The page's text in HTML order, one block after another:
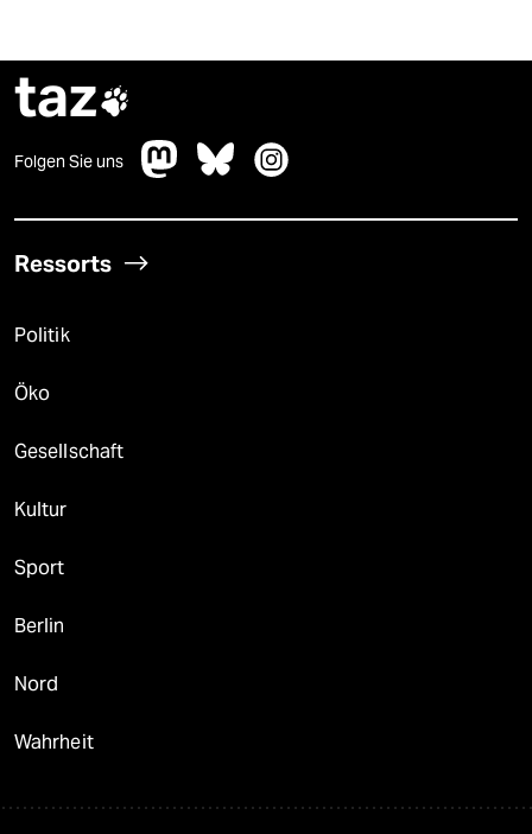
taz
Folgen Sie uns
Ressorts
Politik
Öko
Gesellschaft
Kultur
Sport
Berlin
Nord
Wahrheit